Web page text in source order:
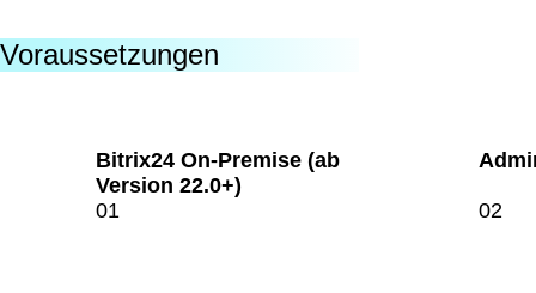
Voraussetzungen
Bitrix24 On-Premise (ab
Version 22.0+)